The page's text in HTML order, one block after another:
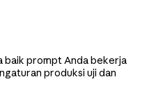
baik prompt Anda bekerja
produksi uji dan